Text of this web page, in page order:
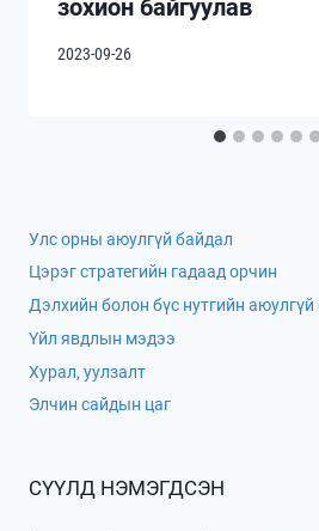
зохион байгуулав
2023-09-26
Улс орны аюулгүй байдал
Цэрэг стратегийн гадаад орчин
Дэлхийн болон бүс нутгийн
Үйл явдлын мэдээ
Хурал, уулзалт
Элчин сайдын цаг
СҮҮЛД НЭМЭГДСЭН